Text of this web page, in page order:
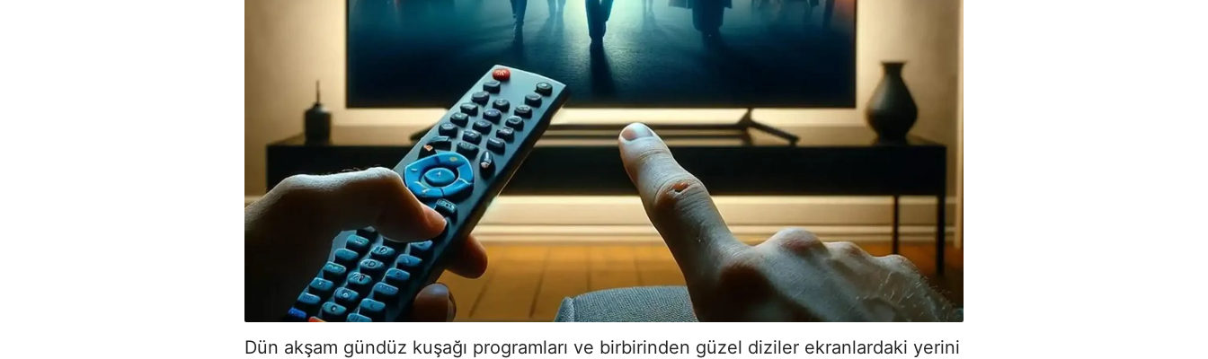
Dün akşam gündüz kuşağı programları ve birbirinden güzel diziler ekranlardaki yerini